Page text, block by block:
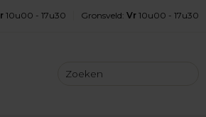
10u00 - 17u30 Gronsveld: Vr 10u00 - 17u30